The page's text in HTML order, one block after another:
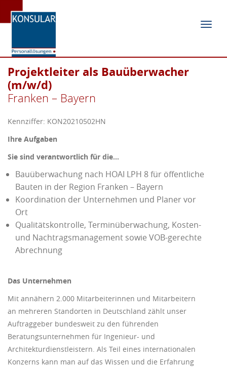
Projektleiter als Bauüberwacher
(m/w/d)
Franken – Bayern
Kennziffer: KON20210502HN
Ihre Aufgaben
Sie sind verantwortlich für die…
Bauüberwachung nach HOAI LPH 8 für öffentliche
Bauten in der Region Franken – Bayern
Koordination der Unternehmen und Planer vor
Ort
Qualitätskontrolle, Terminüberwachung, Kosten-
und Nachtragsmanagement sowie VOB-gerechte
Abrechnung
Das Unternehmen
Mit annähern 2.000 Mitarbeiterinnen und Mitarbeitern
an mehreren Standorten in Deutschland zählt unser
Auftraggeber bundesweit zu den führenden
Beratungsunternehmen für Ingenieur- und
Architekturdienstleistern. Als Teil eines internationalen
Konzerns kann man auf das Wissen und die Erfahrung